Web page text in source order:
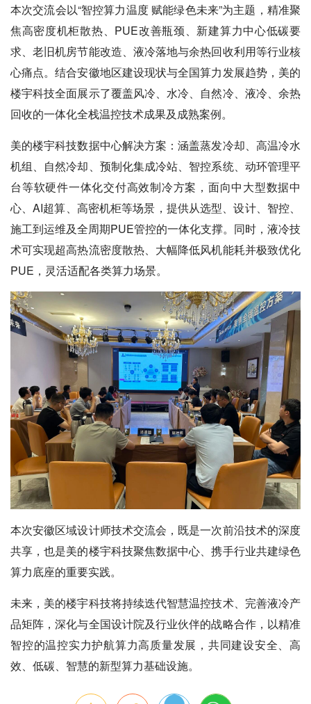
本次交流会以“智控算力温度 赋能绿色未来”为主题，精准聚
焦高密度机柜散热、PUE改善瓶颈、新建算力中心低碳要
求、老旧机房节能改造、液冷落地与余热回收利用等行业核
心痛点。结合安徽地区建设现状与全国算力发展趋势，美的
楼宇科技全面展示了覆盖风冷、水冷、自然冷、液冷、余热
回收的一体化全栈温控技术成果及成熟案例。
美的楼宇科技数据中心解决方案：涵盖蒸发冷却、高温冷水
机组、自然冷却、预制化集成冷站、智控系统、动环管理平
台等软硬件一体化交付高效制冷方案，面向中大型数据中
心、AI超算、高密机柜等场景，提供从选型、设计、智控、
施工到运维及全周期PUE管控的一体化支撑。同时，液冷技
术可实现超高热流密度散热、大幅降低风机能耗并极致优化
PUE，灵活适配各类算力场景。
本次安徽区域设计师技术交流会，既是一次前沿技术的深度
共享，也是美的楼宇科技聚焦数据中心、携手行业共建绿色
算力底座的重要实践。
未来，美的楼宇科技将持续迭代智慧温控技术、完善液冷产
品矩阵，深化与全国设计院及行业伙伴的战略合作，以精准
智控的温控实力护航算力高质量发展，共同建设安全、高
效、低碳、智慧的新型算力基础设施。